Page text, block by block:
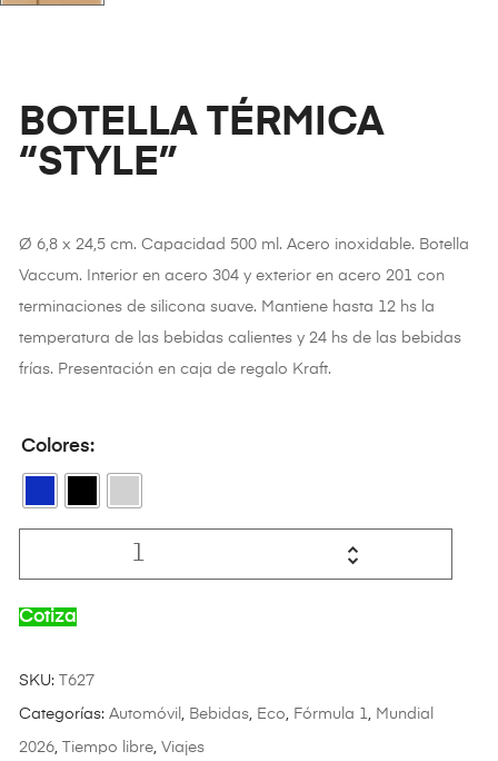
BOTELLA TÉRMICA
“STYLE”
Ø 6,8 x 24,5 cm. Capacidad 500 ml. Acero inoxidable. Botella
Vaccum. Interior en acero 304 y exterior en acero 201 con
terminaciones de silicona suave. Mantiene hasta 12 hs la
temperatura de las bebidas calientes y 24 hs de las bebidas
frías. Presentación en caja de regalo Kraft.
Colores
Cotiza
SKU: T627
Categorías: Automóvil , Bebidas, Eco, Fórmula 1, Mundial
2026, Tiempo libre, Viajes